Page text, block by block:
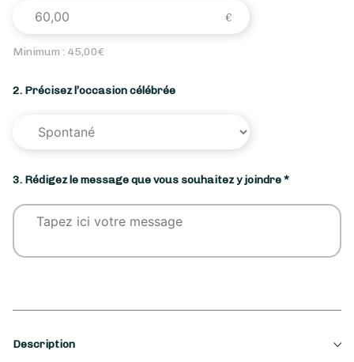
Minimum : 45,00€
2. Précisez l’occasion célébrée
3. Rédigez le message que vous souhaitez y joindre *
Description